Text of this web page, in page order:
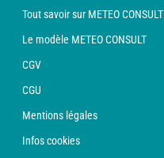
Tout savoir sur METEO CONSULT
Le modèle METEO CONSULT
CGV
CGU
Mentions légales
Infos cookies